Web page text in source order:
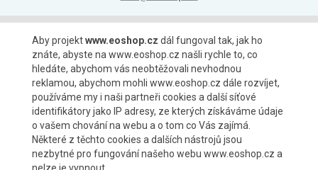
Možnosti platby
Možnosti dopravy
Aby projektwww.eoshop.cz dál fungoval tak, jak ho
znáte, abyste na www.eoshop.cz našli rychle to, co
hledáte, abychom vás neobtěžovali nevhodnou
reklamou, abychom mohli www.eoshop.cz dále rozvíjet,
používáme my i naši partneři cookies a další síťové
identifikátory jako IP adresy, ze kterých získáváme údaje
o vašem chování na webu a o tom co Vás zajímá.
Některé z těchto cookies a dalších nástrojů jsou
nezbytné pro fungování našeho webu www.eoshop.cz a